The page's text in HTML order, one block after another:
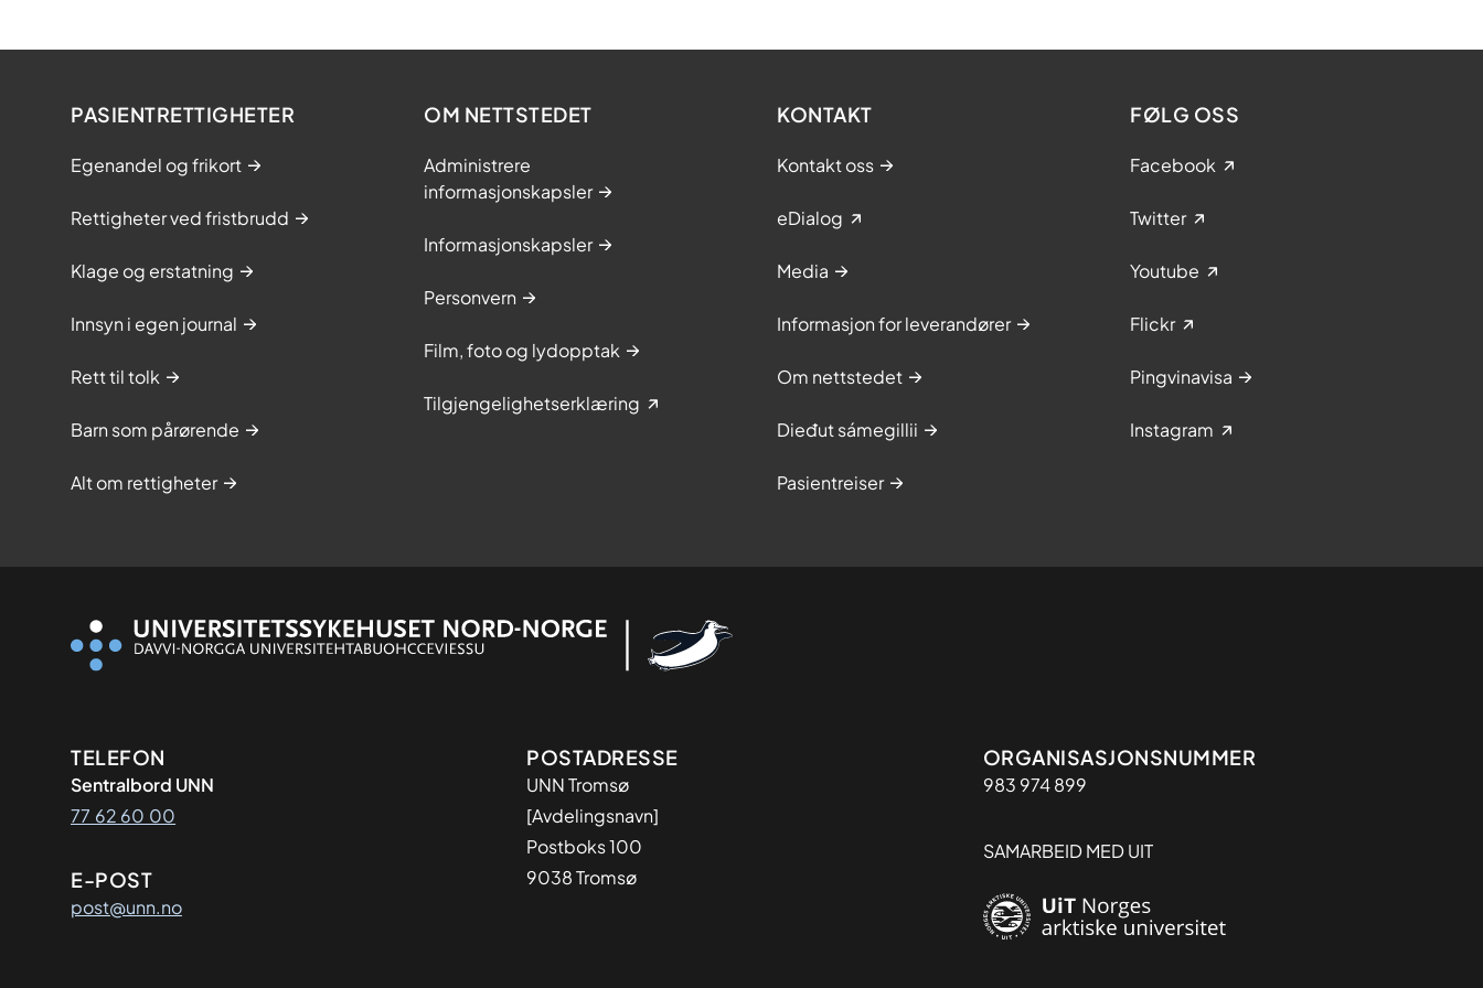
PASIENTRETTIGHETER
Egenandel og frikort
Rettigheter ved fristbrudd
Klage og erstatning
Innsyn i egen journal
Rett til tolk
Barn som pårørende
Alt om rettigheter
OM NETTSTEDET
Administrere
informasjonskapsler
Informasjonskapsler
Personvern
Film, foto og lydopptak
Tilgjengelighetserklæring
KONTAKT
Kontakt oss
eDialog
Media
Informasjon for leverandører
Om nettstedet
Dieđut sámegillii
Pasientreiser
FØLG OSS
Facebook
Twitter
Youtube
Flickr
Pingvinavisa
Instagram
Kontaktinformasjon
TELEFON
Sentralbord UNN
77 62 60 00
E-POST
post@unn.no
Adresse
POSTADRESSE
UNN Tromsø
[Avdelingsnavn]
Postboks 100
9038 Tromsø
Organisasjon
ORGANISASJONSNUMMER
983 974 899
SAMARBEID MED UIT